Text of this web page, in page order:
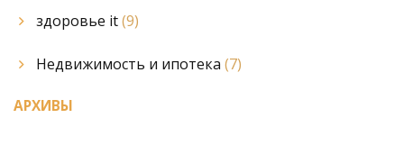
здоровье it(9)
Недвижимость и ипотека (7)
АРХИВЫ